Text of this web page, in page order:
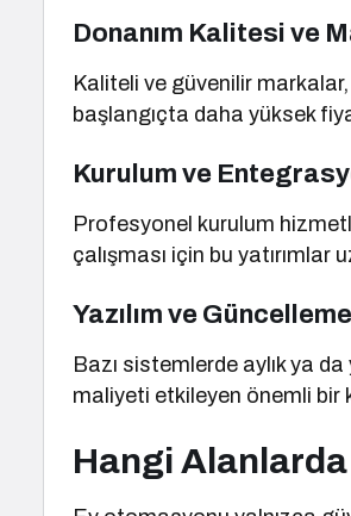
Donanım Kalitesi ve
Kaliteli ve güvenilir
başlangıçta daha yüksek
Kurulum ve
Profesyonel kurulum
çalışması için bu
Yazılım ve
Bazı sistemlerde aylık ya
maliyeti etkileyen önemli bir
Hangi Alanlarda